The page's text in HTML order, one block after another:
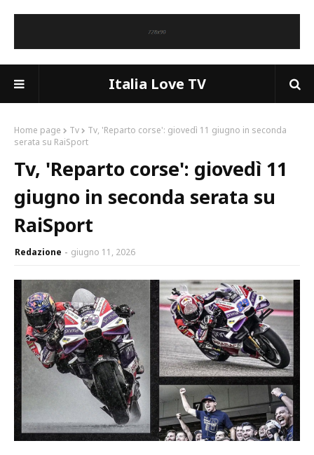
Italia Love TV
Home page Tv
Tv, 'Reparto corse': giovedì 11 giugno in seconda
serata su RaiSport
Tv, 'Reparto corse': giovedì 11
giugno in seconda serata su
RaiSport
Redazione giugno 11, 2026